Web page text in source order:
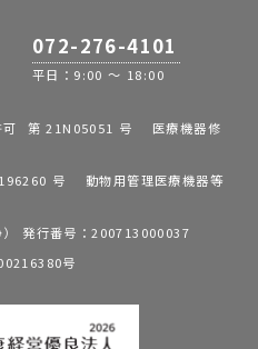
072-276-4101
平日：9:00 ～ 18:00
可 第 21N05051 号 医療機器修
号 動物用管理医療機器等
） 発行番号：200713000037
号